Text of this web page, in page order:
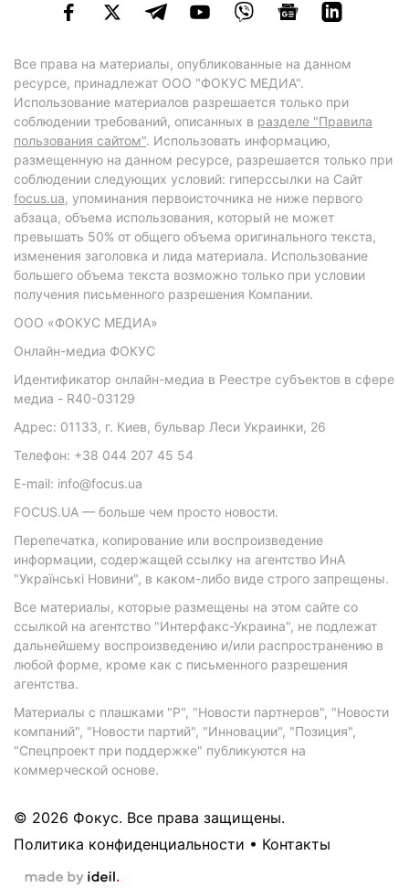
Все права на материалы, опубликованные на данном
ресурсе, принадлежат ООО "ФОКУС МЕДИА".
Использование материалов разрешается только при
соблюдении требований, описанных в разделе "Правила
пользования сайтом". Использовать информацию,
размещенную на данном ресурсе, разрешается только при
соблюдении следующих условий: гиперссылки на Сайт
focus.ua, упоминания первоисточника не ниже первого
абзаца, объема использования, который не может
превышать 50% от общего объема оригинального текста,
изменения заголовка и лида материала. Использование
большего объема текста возможно только при условии
получения письменного разрешения Компании.
ООО «ФОКУС МЕДИА»
Онлайн-медиа ФОКУС
Идентификатор онлайн-медиа в Реестре субъектов в сфере
медиа - R40-03129
Адрес: 01133, г. Киев, бульвар Леси Украинки, 26
Телефон: +38 044 207 45 54
E-mail: info@focus.ua
FOCUS.UA — больше чем просто новости.
Перепечатка, копирование или воспроизведение
информации, содержащей ссылку на агентство ИнА
"Українські Новини", в каком-либо виде строго запрещены.
Все материалы, которые размещены на этом сайте со
ссылкой на агентство "Интерфакс-Украина", не подлежат
дальнейшему воспроизведению и/или распространению в
любой форме, кроме как с письменного разрешения
агентства.
Материалы с плашками "Р", "Новости партнеров", "Новости
компаний", "Новости партий", "Инновации", "Позиция",
"Спецпроект при поддержке" публикуются на
коммерческой основе.
© 2026 Фокус. Все права защищены.
Политика конфиденциальности • Контакты